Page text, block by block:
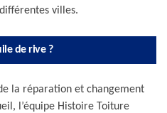
villes.
de rive ?
la réparation et changement
l’équipe Histoire Toiture